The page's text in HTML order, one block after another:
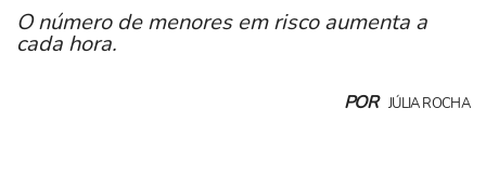
O número de menores em risco aumenta a
cada hora.
POR JÚLIA ROCHA